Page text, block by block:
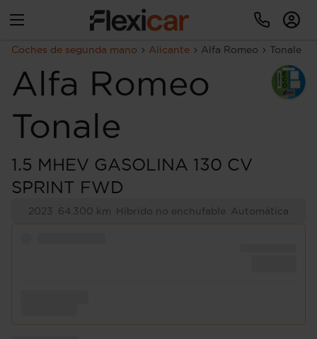
Coches de segunda mano Alicante Alfa Romeo Tonale
Alfa Romeo
Tonale
1.5 MHEV GASOLINA 130 CV
SPRINT FWD
2023 64.300 km Híbrido no enchufable Automática